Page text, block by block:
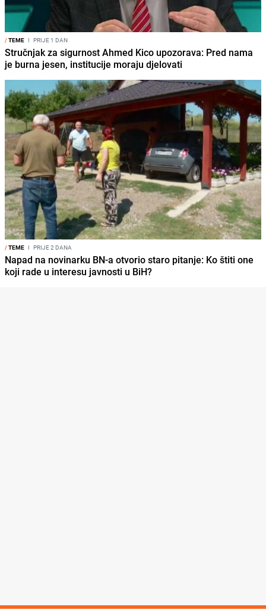
/TEME I PRIJE 1 DAN
Stručnjak za sigurnost Ahmed Kico upozorava: Pred nama
je burna jesen, institucije moraju djelovati
/TEME I PRIJE 2 DANA
Napad na novinarku BN-a otvorio staro pitanje: Ko štiti one
koji rade u interesu javnosti u BiH?